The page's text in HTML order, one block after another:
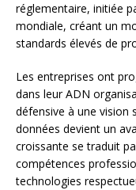
réglementaire, initiée
mondiale, créant un
standards élevés de
Les entreprises ont
dans leur ADN
défensive à une vision
données devient un
croissante se traduit
compétences
technologies